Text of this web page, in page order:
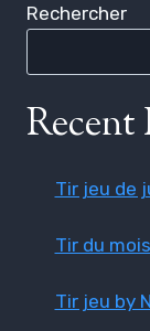
Rechercher
Recent
Tir jeu de
Tir du mois
Tir jeu by